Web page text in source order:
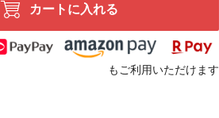
カートに入れる
もご利用いただけます